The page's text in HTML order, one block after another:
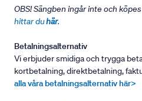
OBS! Sängben ingår inte och
hittar duhär.
Betalningsalternativ
Vi erbjuder smidiga och trygga
kortbetalning, direktbetalning,
alla våra betalningsalternativ här>